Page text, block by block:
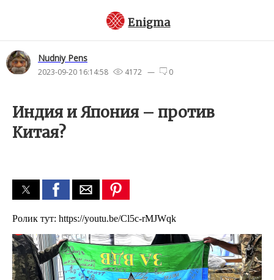
Enigma
Nudniy Pens
2023-09-20 16:14:58 4172 — 0
Индия и Япония – против
Китая?
Ролик тут: https://youtu.be/Cl5c-rMJWqk